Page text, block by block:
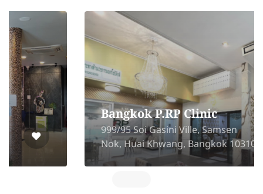
Bangkok P.RP Clinic
999/95 Soi Gasini Ville, Samsen
Nok, Huai Khwang, Bangkok 10310